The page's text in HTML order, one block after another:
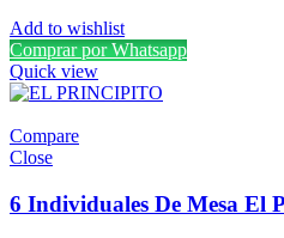
Add to wishlist
Comprar por Whatsapp
Quick view
Compare
Close
6 Individuales De Mesa El